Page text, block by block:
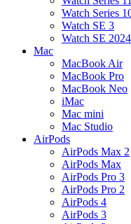
Watch Series
Watch SE 3
Watch SE 2024
Mac
MacBook Air
MacBook Pro
MacBook Neo
iMac
Mac mini
Mac Studio
AirPods
AirPods Max 2
AirPods Max
AirPods Pro 3
AirPods Pro 2
AirPods 4
AirPods 3